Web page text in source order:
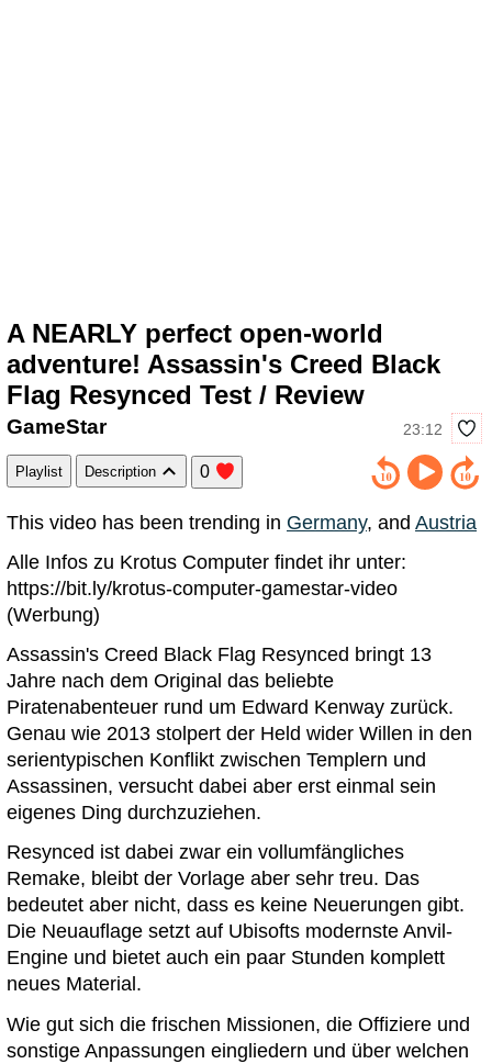
A NEARLY perfect open-world
adventure! Assassin's Creed Black
Flag Resynced Test / Review
23:12
GameStar
Playlist Description 0
This video has been trending in Germany, and Austria
Alle Infos zu Krotus Computer findet ihr unter:
https://bit.ly/krotus-computer-gamestar-video
(Werbung)
Assassin's Creed Black Flag Resynced bringt 13
Jahre nach dem Original das beliebte
Piratenabenteuer rund um Edward Kenway zurück.
Genau wie 2013 stolpert der Held wider Willen in den
serientypischen Konflikt zwischen Templern und
Assassinen, versucht dabei aber erst einmal sein
eigenes Ding durchzuziehen.
Resynced ist dabei zwar ein vollumfängliches
Remake, bleibt der Vorlage aber sehr treu. Das
bedeutet aber nicht, dass es keine Neuerungen gibt.
Die Neuauflage setzt auf Ubisofts modernste Anvil-
Engine und bietet auch ein paar Stunden komplett
neues Material.
Wie gut sich die frischen Missionen, die Offiziere und
sonstige Anpassungen eingliedern und über welchen